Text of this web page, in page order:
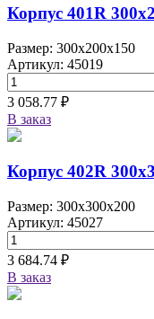
Корпус 401R
Размер: 300x200x150
Артикул: 45019
3 058.77 ₽
В заказ
Корпус 402R
Размер: 300x300x200
Артикул: 45027
3 684.74 ₽
В заказ